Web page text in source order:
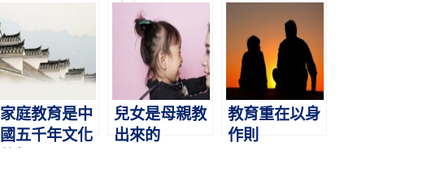
責任
家庭教育是中
國五千年文化
兒女是母親教
出來的
教育重在以身
作則